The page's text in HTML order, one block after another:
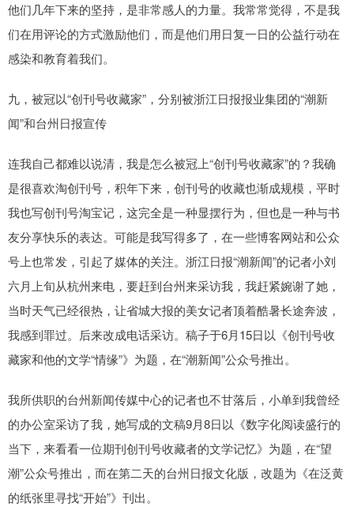
他们几年下来的坚持，是非常感人的力量。我常常觉得，不是我
们在用评论的方式激励他们，而是他们用日复一日的公益行动在
感染和教育着我们。
九，被冠以“创刊号收藏家”，分别被浙江日报报业集团的“潮新
闻”和台州日报宣传
连我自己都难以说清，我是怎么被冠上“创刊号收藏家”的？我确
是很喜欢淘创刊号，积年下来，创刊号的收藏也渐成规模，平时
我也写创刊号淘宝记，这完全是一种显摆行为，但也是一种与书
友分享快乐的表达。可能是我写得多了，在一些博客网站和公众
号上也常发，引起了媒体的关注。浙江日报“潮新闻”的记者小刘
六月上旬从杭州来电，要赶到台州来采访我，我赶紧婉谢了她，
当时天气已经很热，让省城大报的美女记者顶着酷暑长途奔波，
我感到罪过。后来改成电话采访。稿子于6月15日以《创刊号收
藏家和他的文学“情缘”》为题，在“潮新闻”公众号推出。
我所供职的台州新闻传媒中心的记者也不甘落后，小单到我曾经
的办公室采访了我，她写成的文稿9月8日以《数字化阅读盛行的
当下，来看看一位期刊创刊号收藏者的文学记忆》为题，在“望
潮”公众号推出，而在第二天的台州日报文化版，改题为《在泛黄
的纸张里寻找“开始”》刊出。